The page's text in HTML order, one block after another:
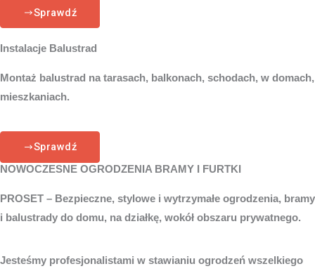
Sprawdź
Instalacje Balustrad
Montaż balustrad na tarasach, balkonach, schodach, w domach,
mieszkaniach.
Sprawdź
NOWOCZESNE OGRODZENIA BRAMY I FURTKI
PROSET – Bezpieczne, stylowe i wytrzymałe ogrodzenia, bramy
i balustrady do domu, na działkę, wokół obszaru prywatnego.
Jesteśmy profesjonalistami w stawianiu ogrodzeń wszelkiego